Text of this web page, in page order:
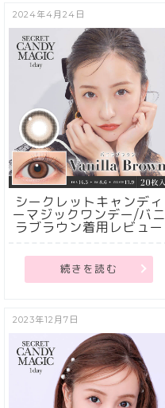
2024年4月24日
シークレットキャンディ
ーマジックワンデー/バニ
ラブラウン着用レビュー
続きを読む
2023年12月7日